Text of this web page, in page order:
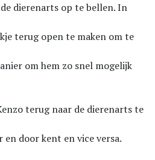
dierenarts op te bellen. In
terug open te maken om te
om hem zo snel mogelijk
terug naar de dierenarts te
door kent en vice versa.